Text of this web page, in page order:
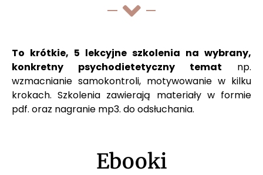
To krótkie, 5 lekcyjne szkolenia na wybrany,
konkretny psychodietetyczny temat np.
wzmacnianie samokontroli, motywowanie w kilku
krokach. Szkolenia zawierają materiały w formie
pdf. oraz nagranie mp3. do odsłuchania.
Ebooki